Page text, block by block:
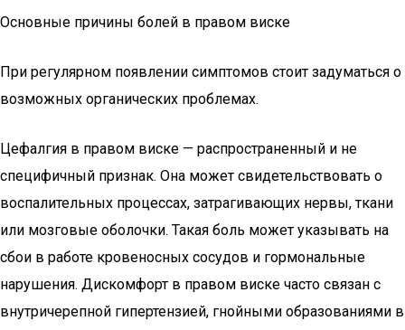
Основные причины болей в правом виске
При регулярном появлении симптомов стоит задуматься о
возможных органических проблемах.
Цефалгия в правом виске — распространенный и не
специфичный признак. Она может свидетельствовать о
воспалительных процессах, затрагивающих нервы, ткани
или мозговые оболочки. Такая боль может указывать на
сбои в работе кровеносных сосудов и гормональные
нарушения. Дискомфорт в правом виске часто связан с
внутричерепной гипертензией, гнойными образованиями в